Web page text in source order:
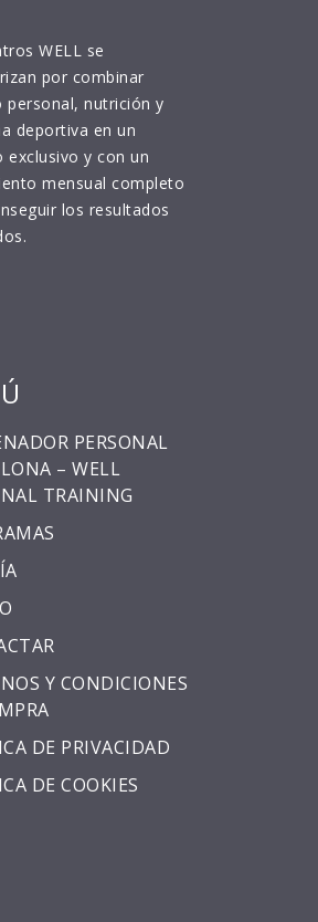
WELL se
por combinar
personal, nutrición y
deportiva en un
exclusivo y con un
mensual completo
los resultados
PERSONAL
– WELL
TRAINING
Y CONDICIONES
DE PRIVACIDAD
DE COOKIES